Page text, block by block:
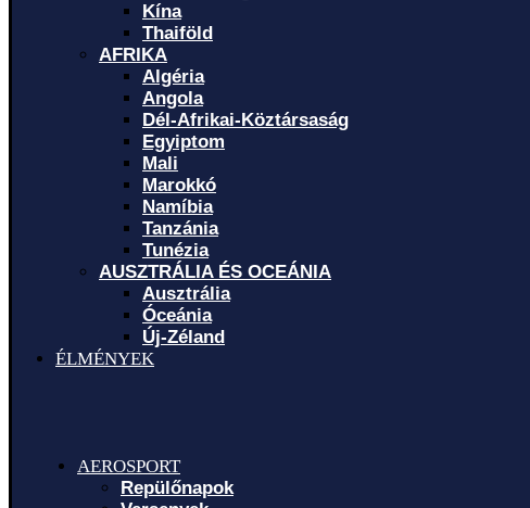
Kína
Thaiföld
AFRIKA
Algéria
Angola
Dél-Afrikai-Köztársaság
Egyiptom
Mali
Marokkó
Namíbia
Tanzánia
Tunézia
AUSZTRÁLIA ÉS OCEÁNIA
Ausztrália
Óceánia
Új-Zéland
ÉLMÉNYEK
AEROSPORT
Repülőnapok